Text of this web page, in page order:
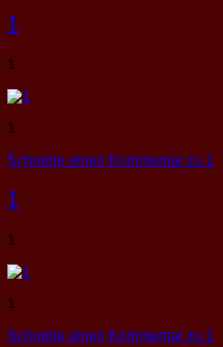
1
1
1
Schreibe einen Kommentar zu 1
1
1
1
Schreibe einen Kommentar zu 1